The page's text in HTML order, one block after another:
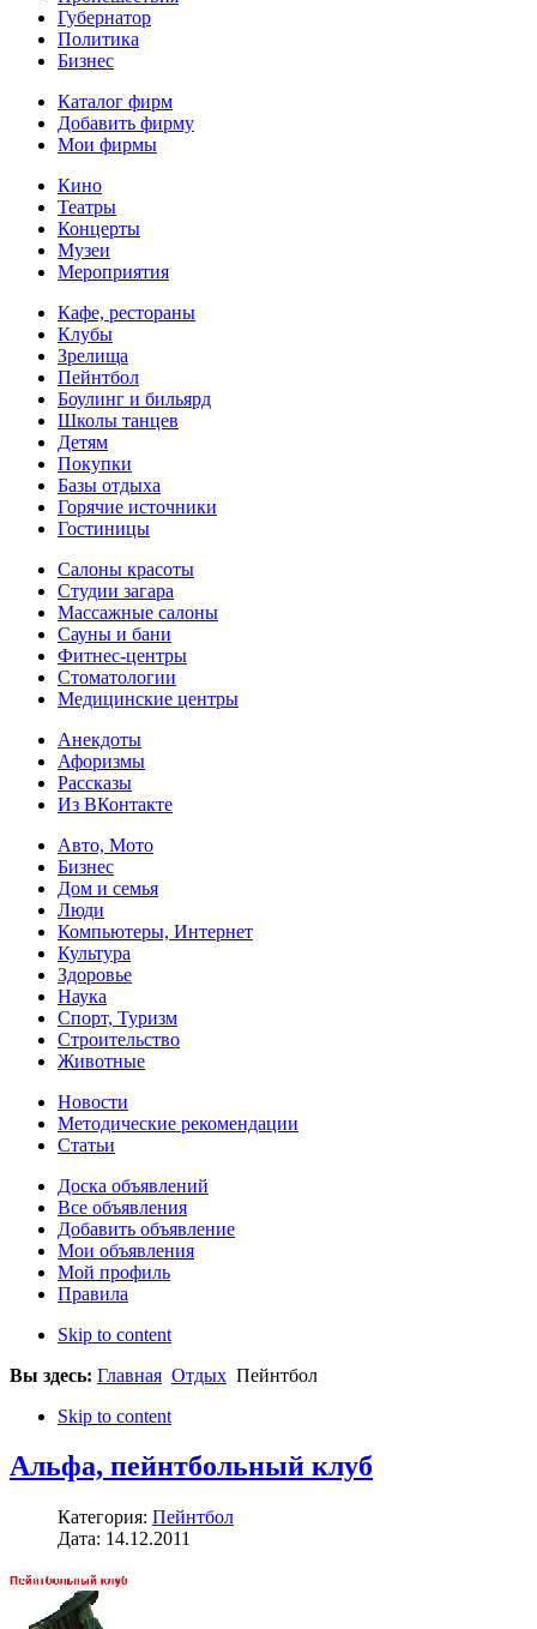
Губернатор
Политика
Бизнес
Каталог фирм
Добавить фирму
Мои фирмы
Кино
Театры
Концерты
Музеи
Мероприятия
Кафе, рестораны
Клубы
Зрелища
Пейнтбол
Боулинг и бильярд
Школы танцев
Детям
Покупки
Базы отдыха
Горячие источники
Гостиницы
Салоны красоты
Студии загара
Массажные салоны
Сауны и бани
Фитнес-центры
Стоматологии
Медицинские центры
Анекдоты
Афоризмы
Рассказы
Из ВКонтакте
Авто, Мото
Бизнес
Дом и семья
Люди
Компьютеры, Интернет
Культура
Здоровье
Наука
Спорт, Туризм
Строительство
Животные
Новости
Методические рекомендации
Статьи
Доска объявлений
Все объявления
Добавить объявление
Мои объявления
Мой профиль
Правила
Skip to content
Вы здесь: Главная Отдых Пейнтбол
Skip to content
Альфа, пейнтбольный клуб
Категория: Пейнтбол
Дата: 14.12.2011